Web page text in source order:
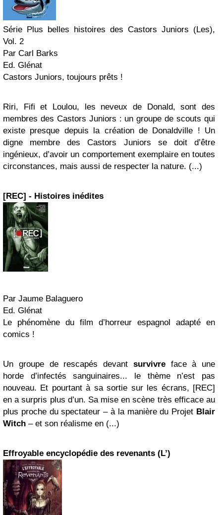
Série Plus belles histoires des Castors Juniors (Les),
Vol. 2
Par Carl Barks
Ed. Glénat
Castors Juniors, toujours prêts !
Riri, Fifi et Loulou, les neveux de Donald, sont des
membres des Castors Juniors : un groupe de scouts qui
existe presque depuis la création de Donaldville ! Un
digne membre des Castors Juniors se doit d’être
ingénieux, d’avoir un comportement exemplaire en toutes
circonstances, mais aussi de respecter la nature. (...)
[REC] - Histoires inédites
Par Jaume Balaguero
Ed. Glénat
Le phénomène du film d’horreur espagnol adapté en
comics !
Un groupe de rescapés devant survivreface à une
horde d’infectés sanguinaires... le thème n’est pas
nouveau. Et pourtant à sa sortie sur les écrans, [REC]
en a surpris plus d’un. Sa mise en scène très efficace au
plus proche du spectateur – à la manière du Projet Blair
Witch – et son réalisme en (...)
Effroyable encyclopédie des revenants (L’)